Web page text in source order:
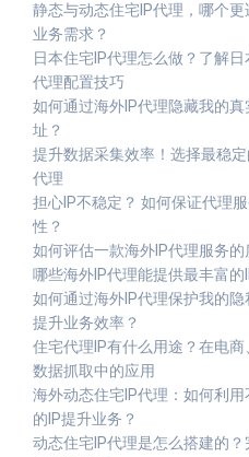
静态与动态住宅IP代理，哪个更
业务需求？
日本住宅IP代理怎么做？了解日
代理配置技巧
如何通过海外IP代理隐藏我的真
址？
提升数据采集效率！选择最稳定
代理
担心IP不稳定？ 如何保证代理
性？
如何评估一款海外IP代理服务的
哪些海外IP代理能提供最丰富的
如何通过海外IP代理保护我的隐
提升业务效率？
住宅代理IP有什么用途？在电商
数据抓取中的应用
海外动态住宅IP代理：如何利用
的IP提升业务？
动态住宅IP代理是怎么搭建的？